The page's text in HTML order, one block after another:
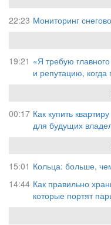
22:23 Мониторинг
19:21 «Я требую
и репутацию, когда
00:17 Как купить
для будущих
15:01 Кольца: больше,
14:44 Как правильно
которые портят